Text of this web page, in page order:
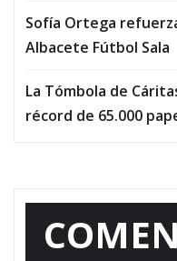
Sofía Ortega
Albacete Fútbol Sala
La Tómbola de
récord de 65.000